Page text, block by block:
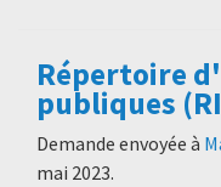
Répertoire
publiques
Demande envoyée à
mai 2023.